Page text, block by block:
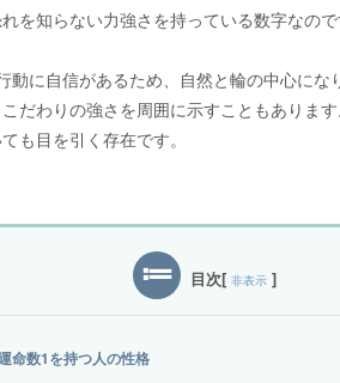
を知らない力強さを持っている数字なので
動に自信があるため、自然と輪の中心に
だわりの強さを周囲に示すこともありま
も目を引く存在です。
目次[ 非表示 ]
命数1を持つ人の性格